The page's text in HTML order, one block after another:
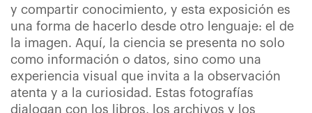
y compartir conocimiento, y esta exposición es
una forma de hacerlo desde otro lenguaje: el de
la imagen. Aquí, la ciencia se presenta no solo
como información o datos, sino como una
experiencia visual que invita a la observación
atenta y a la curiosidad. Estas fotografías
dialogan con los libros, los archivos y los